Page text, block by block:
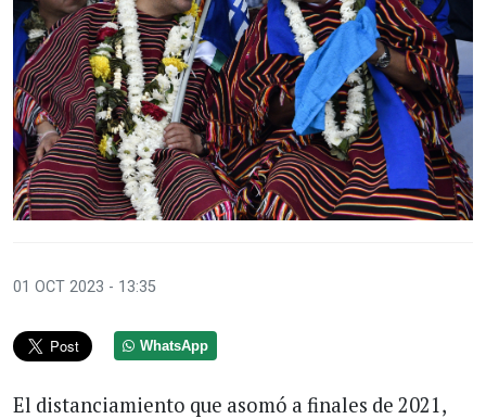
01 OCT 2023 - 13:35
WhatsApp
El distanciamiento que asomó a finales de 2021,